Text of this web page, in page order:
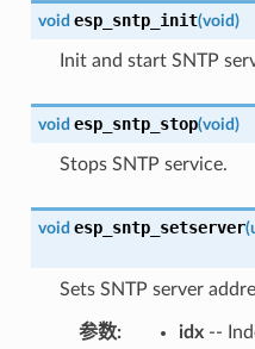
void esp_sntp_init(void)
Init and start SNTP
void esp_sntp_stop(void)
Stops SNTP service.
void esp_sntp_setserver(
Sets SNTP server
参数: idx--